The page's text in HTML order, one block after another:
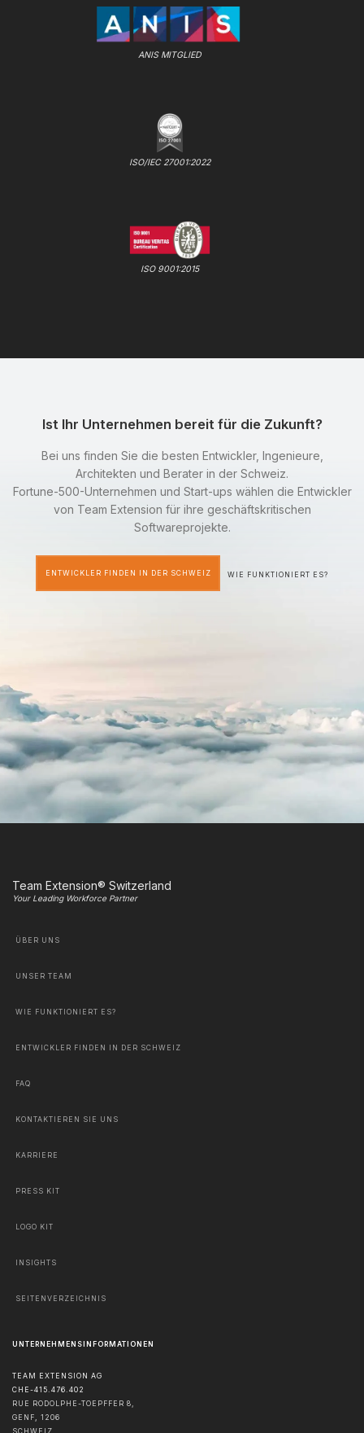
ANIS MITGLIED
ISO/IEC 27001:2022
ISO 9001:2015
Ist Ihr Unternehmen bereit für die Zukunft?
Bei uns finden Sie die besten Entwickler, Ingenieure,
Architekten und Berater in der Schweiz.
Fortune-500-Unternehmen und Start-ups wählen die Entwickler
von Team Extension für ihre geschäftskritischen
Softwareprojekte.
ENTWICKLER FINDEN IN DER SCHWEIZ WIE FUNKTIONIERT ES?
Team Extension® Switzerland
Your Leading Workforce Partner
ÜBER UNS
UNSER TEAM
WIE FUNKTIONIERT ES?
ENTWICKLER FINDEN IN DER SCHWEIZ
FAQ
KONTAKTIEREN SIE UNS
KARRIERE
PRESS KIT
LOGO KIT
INSIGHTS
SEITENVERZEICHNIS
UNTERNEHMENSINFORMATIONEN
TEAM EXTENSION AG
CHE-415.476.402
RUE RODOLPHE-TOEPFFER 8,
GENF, 1206